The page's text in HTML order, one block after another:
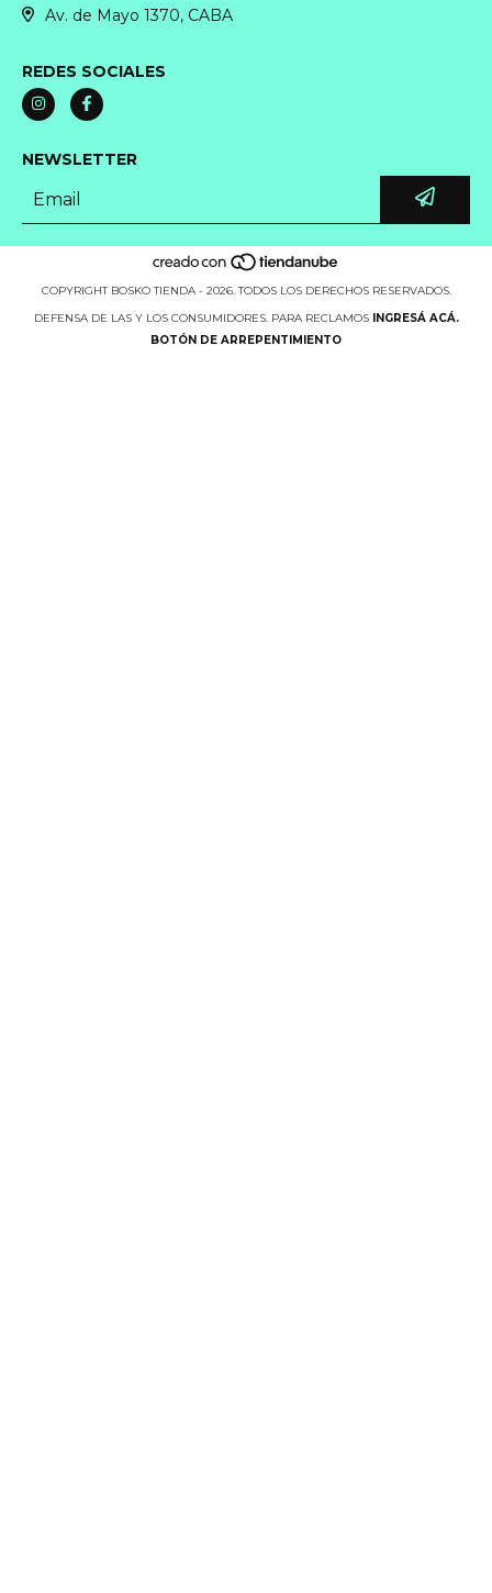
Av. de Mayo 1370, CABA
REDES SOCIALES
NEWSLETTER
COPYRIGHT BOSKO TIENDA - 2026. TODOS LOS DERECHOS RESERVADOS.
DEFENSA DE LAS Y LOS CONSUMIDORES. PARA RECLAMOS INGRESÁ ACÁ.
BOTÓN DE ARREPENTIMIENTO